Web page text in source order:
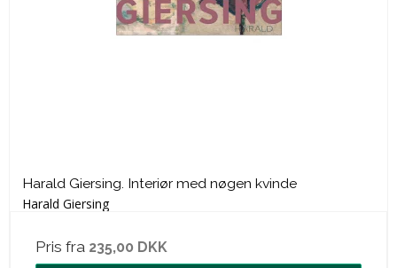
Harald Giersing. Interiør med nøgen kvinde
Harald Giersing
Pris fra 235,00 DKK